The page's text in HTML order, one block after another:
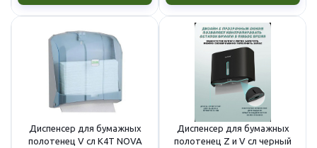
Диспенсер для бумажных
полотенец V сл K4Т NOVA
Диспенсер для бумажных
полотенец Z и V сл черный